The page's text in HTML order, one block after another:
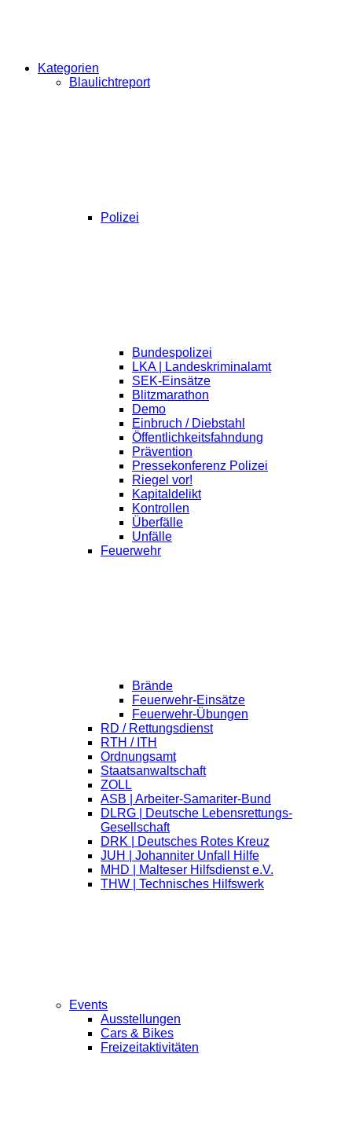
Kategorien
Blaulichtreport
Polizei
Bundespolizei
LKA | Landeskriminalamt
SEK-Einsätze
Blitzmarathon
Demo
Einbruch / Diebstahl
Öffentlichkeitsfahndung
Prävention
Pressekonferenz Polizei
Riegel vor!
Kapitaldelikt
Kontrollen
Überfälle
Unfälle
Feuerwehr
Brände
Feuerwehr-Einsätze
Feuerwehr-Übungen
RD / Rettungsdienst
RTH / ITH
Ordnungsamt
Staatsanwaltschaft
ZOLL
ASB | Arbeiter-Samariter-Bund
DLRG | Deutsche Lebensrettungs-
Gesellschaft
DRK | Deutsches Rotes Kreuz
JUH | Johanniter Unfall Hilfe
MHD | Malteser Hilfsdienst e.V.
THW | Technisches Hilfswerk
Events
Ausstellungen
Cars & Bikes
Freizeitaktivitäten